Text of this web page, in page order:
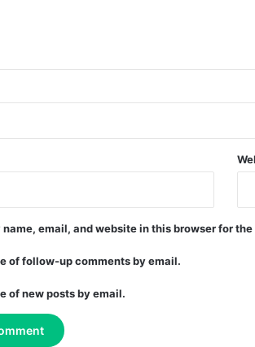
name, email, and website in this browser for
of follow-up comments by email.
of new posts by email.